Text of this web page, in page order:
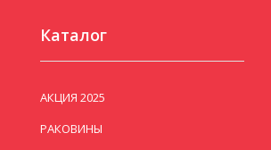
Каталог
АКЦИЯ 2025
РАКОВИНЫ